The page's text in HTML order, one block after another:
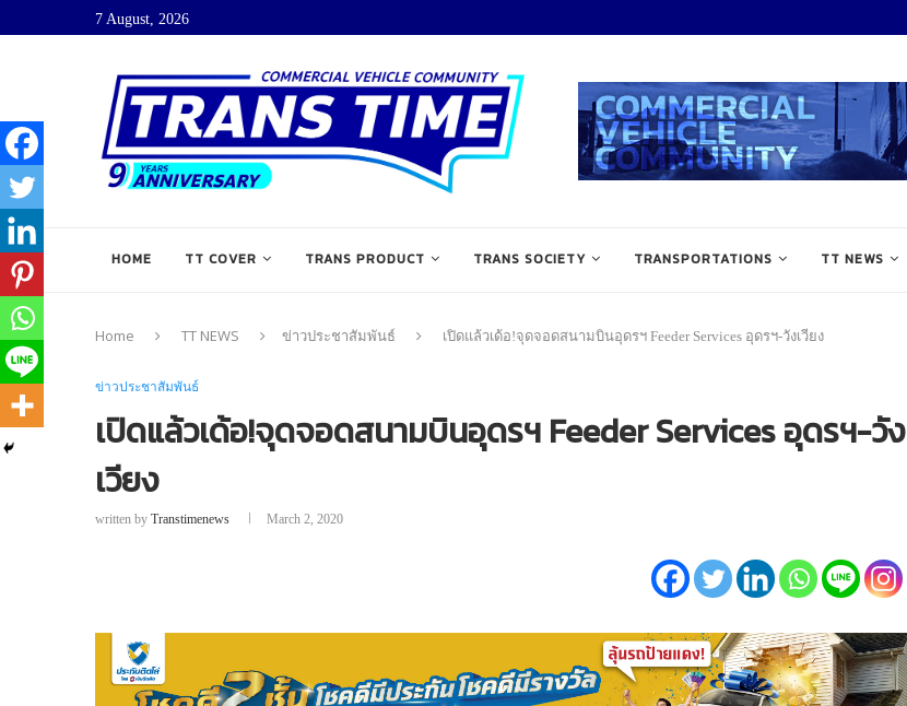
7 August, 2026
HOME TT COVER TRANS PRODUCT TRANS SOCIETY TRANSPORTATIONS TT NEWS
Home TT NEWS ข่าวประชาสัมพันธ์ เปิดแล้วเด้อ!จุดจอดสนามบินอุดรฯ Feeder Services อุดรฯ-วังเวียง
ข่าวประชาสัมพันธ์
เปิดแล้วเด้อ!จุดจอดสนามบินอุดรฯ Feeder Services อุดรฯ-วัง
เวียง
written by Transtimenews March 2, 2020